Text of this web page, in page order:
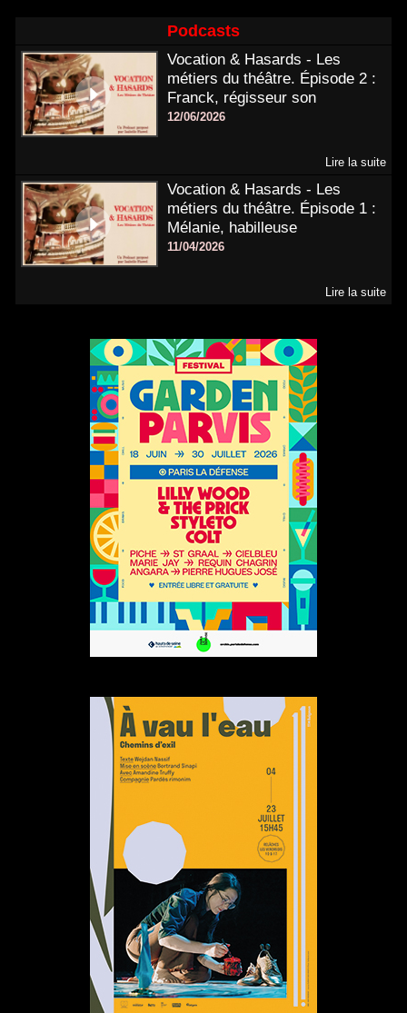
Podcasts
Vocation & Hasards - Les
métiers du théâtre. Épisode 2 :
Franck, régisseur son
12/06/2026
Lire la suite
Vocation & Hasards - Les
métiers du théâtre. Épisode 1 :
Mélanie, habilleuse
11/04/2026
Lire la suite